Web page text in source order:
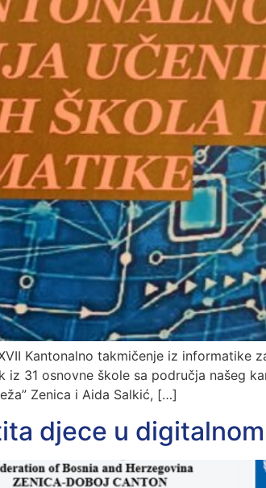
Kantonalno takmičenje iz informatike
31 osnovne škole sa područja našeg
Zenica i Aida Salkić, […]
djece u